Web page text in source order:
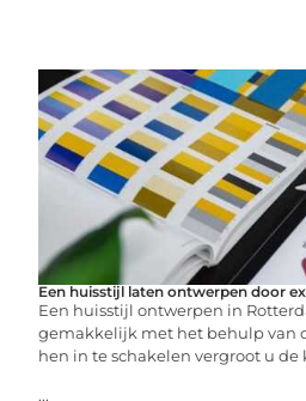
Een huisstijl laten ontwerpen door
Een huisstijl ontwerpen in
gemakkelijk met het behulp van
hen in te schakelen vergroot u de
...